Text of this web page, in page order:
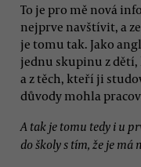
To je pro mě nová
nejprve navštívit, a
je tomu tak. Jako
jednu skupinu z
a z těch, kteří ji
důvody mohla
A tak je tomu tedy i u
do školy s tím, že je